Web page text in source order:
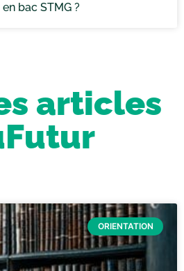
bac STMG ?
articles
ORIENTATION